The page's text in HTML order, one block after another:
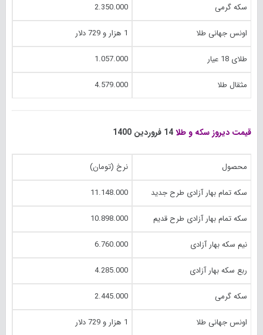
سکه گرمی 2.350.000
اونس جهانی طلا 1 هزار و 729 دلار
طلای 18 عیار 1.057.000
مثقال طلا 4.579.000
قیمت دیروز سکه و طلا
محصول نرخ (تومان)
سکه تمام بهار آزادی طرح جدید 11.148.000
سکه تمام بهار آزادی طرح قدیم 10.898.000
نیم سکه بهار آزادی 6.760.000
ربع سکه بهار آزادی 4.285.000
سکه گرمی 2.445.000
اونس جهانی طلا 1 هزار و 729 دلار